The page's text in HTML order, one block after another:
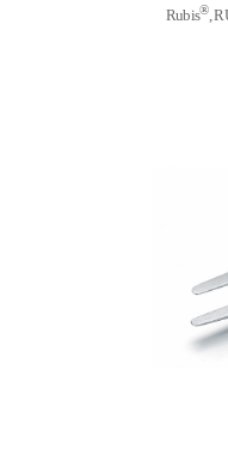
Rubis®,